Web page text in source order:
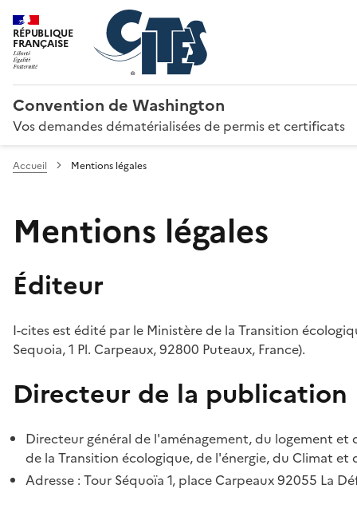
RÉPUBLIQUE
FRANÇAISE
Convention de Washington
Vos demandes dématérialisées de permis et certificats
Accueil Mentions légales
Mentions légales
Éditeur
I-cites est édité par le Ministère de la Transition
Sequoia, 1 Pl. Carpeaux, 92800 Puteaux, France).
Directeur de la publication
Directeur général de l'aménagement, du logement
de la Transition écologique, de l'énergie, du Climat et
Adresse : Tour Séquoïa 1, place Carpeaux 92055 La